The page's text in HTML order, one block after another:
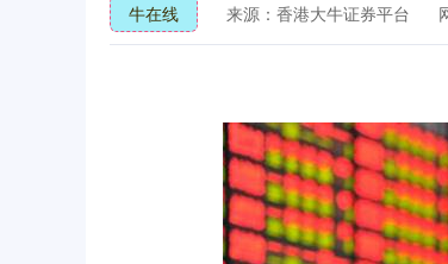
牛在线 来源：香港大牛证券平台